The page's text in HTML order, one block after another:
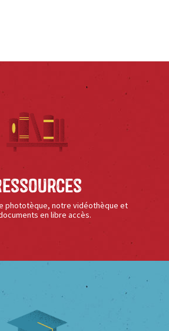
phototèque, notre vidéothèque et
en libre accès.